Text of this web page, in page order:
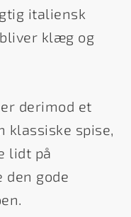
italiensk
klæg og
derimod et
klassiske spise,
lidt på
den gode